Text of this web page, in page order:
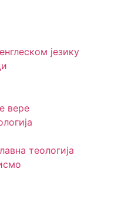
језику
вере
теологија